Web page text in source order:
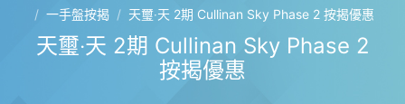
/ 一手盤按揭 / 天璽‧天 2期 Cullinan Sky Phase 2 按揭優惠
天璽‧天 2期 Cullinan Sky Phase 2
按揭優惠